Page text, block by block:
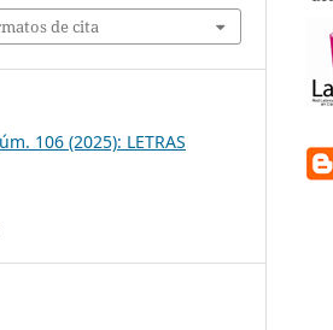
de cita
106 (2025): LETRAS